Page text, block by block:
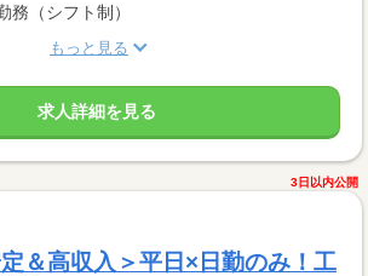
（シフト制）
もっと見る
求人詳細を見る
3日以内公開
＆高収入＞平日×日勤のみ！工